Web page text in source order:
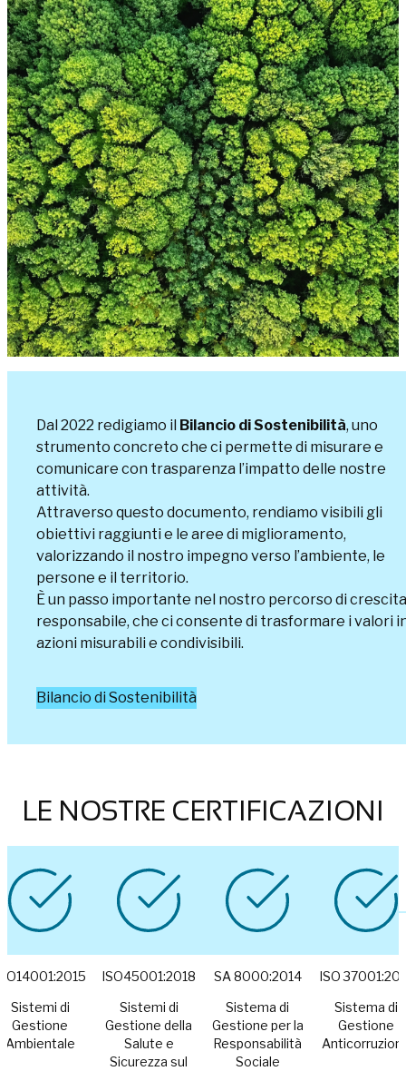
Dal 2022 redigiamo il Bilancio di Sostenibilità, uno
strumento concreto che ci permette di misurare e
comunicare con trasparenza l’impatto delle nostre
attività.
Attraverso questo documento, rendiamo visibili gli
obiettivi raggiunti e le aree di miglioramento,
valorizzando il nostro impegno verso l’ambiente, le
persone e il territorio.
È un passo importante nel nostro percorso di crescita
responsabile, che ci consente di trasformare i valori
azioni misurabili e condivisibili.
Bilancio di Sostenibilità
LE NOSTRE CERTIFICAZIONI
Sistemi di
Gestione
Ambientale
ISO45001:2018
Sistemi di
Gestione della
Salute e
Sicurezza sul
SA 8000:2014
Sistema di
Gestione per la
Responsabilità
Sociale
ISO
Sistema di
Gestione